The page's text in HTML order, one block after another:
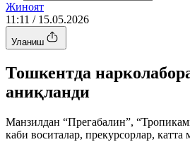
Жиноят
11:11 / 15.05.2026
Уланиш
Тошкентда
аниқланди
Манзилдан “Прегабалин”,
каби воситалар, прекурсорлар, катта